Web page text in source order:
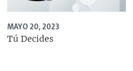
MAYO 20, 2023
Tú Decides